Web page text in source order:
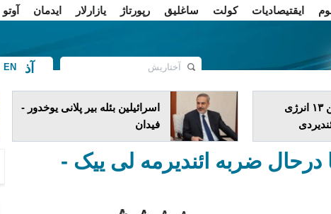
ایقتیصادیات کولت ساغلیق رپورتاژ یازارلار ایدمان آوتو
EN آذ
اوکراینا روسیانین ۱۳ انرژی
اسرائیلین بئله بیر پلانی یوخدور -
فیدان
درحال ضربه ائندیرمه لی ییک -